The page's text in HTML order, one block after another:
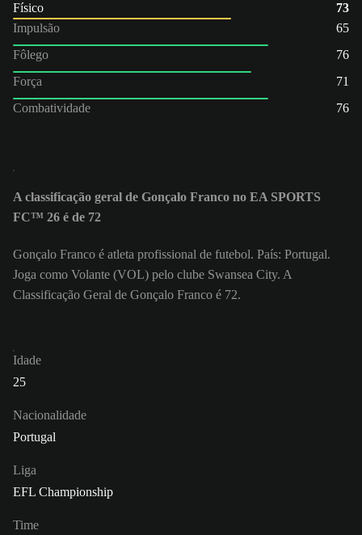
Físico
73
Impulsão
65
Fôlego
76
Força
71
Combatividade
76
A classificação geral de Gonçalo Franco no EA SPORTS
FC™ 26 é de 72
Gonçalo Franco é atleta profissional de futebol. País: Portugal.
Joga como Volante (VOL) pelo clube Swansea City. A
Classificação Geral de Gonçalo Franco é 72.
Idade
25
Nacionalidade
Portugal
Liga
EFL Championship
Time